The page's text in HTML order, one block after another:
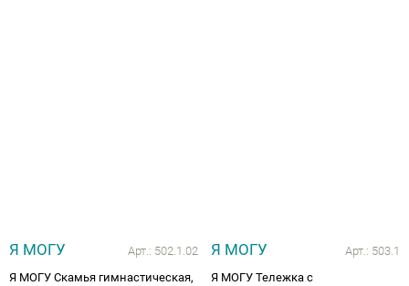
Я МОГУ Арт.: 502.1.02
Я МОГУ Скамья гимнастическая,
Я МОГУ Арт.: 503.1
Я МОГУ Тележка с